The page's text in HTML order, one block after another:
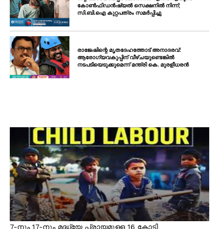
കോൺഫിഡൻഷ്യൽ സെക്ഷനിൽ നിന്ന്;
സി.ബി.ഐ കുറ്റപത്രം സമർപ്പിച്ചു
രാജേഷിന്റെ മൃതദേഹത്തോട് അനാദരവ്:
ആരോഗ്യവകുപ്പിന് വീഴ്ചയുണ്ടെങ്കിൽ
നടപടിയെടുക്കുമെന്ന് മന്ത്രി കെ. മുരളീധരൻ
7-നും 17-നും മദ്ധ്യേ പ്രായമുള്ള 16 കോടി